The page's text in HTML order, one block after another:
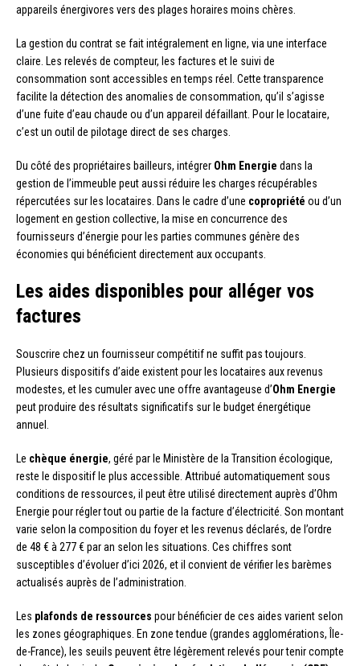
appareils énergivores vers des plages horaires moins chères.
La gestion du contrat se fait intégralement en ligne, via une interface
claire. Les relevés de compteur, les factures et le suivi de
consommation sont accessibles en temps réel. Cette transparence
facilite la détection des anomalies de consommation, qu’il s’agisse
d’une fuite d’eau chaude ou d’un appareil défaillant. Pour le locataire,
c’est un outil de pilotage direct de ses charges.
Du côté des propriétaires bailleurs, intégrer Ohm Energie dans la
gestion de l’immeuble peut aussi réduire les charges récupérables
répercutées sur les locataires. Dans le cadre d’une copropriété ou d’un
logement en gestion collective, la mise en concurrence des
fournisseurs d’énergie pour les parties communes génère des
économies qui bénéficient directement aux occupants.
Les aides disponibles pour alléger vos
factures
Souscrire chez un fournisseur compétitif ne suffit pas toujours.
Plusieurs dispositifs d’aide existent pour les locataires aux revenus
modestes, et les cumuler avec une offre avantageuse d’Ohm Energie
peut produire des résultats significatifs sur le budget énergétique
annuel.
Le chèque énergie, géré par le Ministère de la Transition écologique,
reste le dispositif le plus accessible. Attribué automatiquement sous
conditions de ressources, il peut être utilisé directement auprès d’Ohm
Energie pour régler tout ou partie de la facture d’électricité. Son montant
varie selon la composition du foyer et les revenus déclarés, de l’ordre
de 48 € à 277 € par an selon les situations. Ces chiffres sont
susceptibles d’évoluer d’ici 2026, et il convient de vérifier les barèmes
actualisés auprès de l’administration.
Les plafonds de ressources pour bénéficier de ces aides varient selon
les zones géographiques. En zone tendue (grandes agglomérations, Île-
de-France), les seuils peuvent être légèrement relevés pour tenir compte